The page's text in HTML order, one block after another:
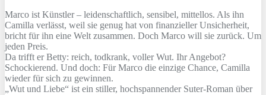
Marco ist Künstler – leidenschaftlich, sensibel, mittellos. Als ihn
Camilla verlässt, weil sie genug hat von finanzieller Unsicherheit,
bricht für ihn eine Welt zusammen. Doch Marco will sie zurück. Um
jeden Preis.
Da trifft er Betty: reich, todkrank, voller Wut. Ihr Angebot?
Schockierend. Und doch: Für Marco die einzige Chance, Camilla
wieder für sich zu gewinnen.
„Wut und Liebe“ ist ein stiller, hochspannender Suter-Roman über